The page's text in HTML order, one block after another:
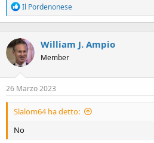
R
e
a
t
i
o
n
:
Il Pordenonese
William J. Ampio
Member
26 Marzo 2023
Slalom64 ha detto:
No